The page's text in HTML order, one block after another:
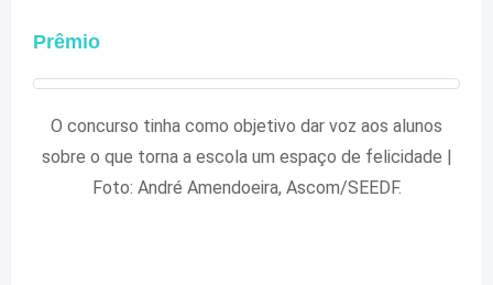
Prêmio
O concurso tinha como objetivo dar voz aos alunos
sobre o que torna a escola um espaço de felicidade |
Foto: André Amendoeira, Ascom/SEEDF.